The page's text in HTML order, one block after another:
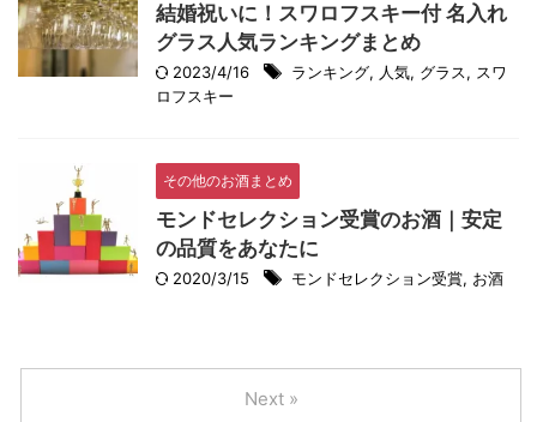
結婚祝いに！スワロフスキー付 名入れ
グラス人気ランキングまとめ
2023/4/16 ランキング, 人気, グラス, スワ
ロフスキー
その他のお酒まとめ
モンドセレクション受賞のお酒｜安定
の品質をあなたに
2020/3/15 モンドセレクション受賞, お酒
Next »